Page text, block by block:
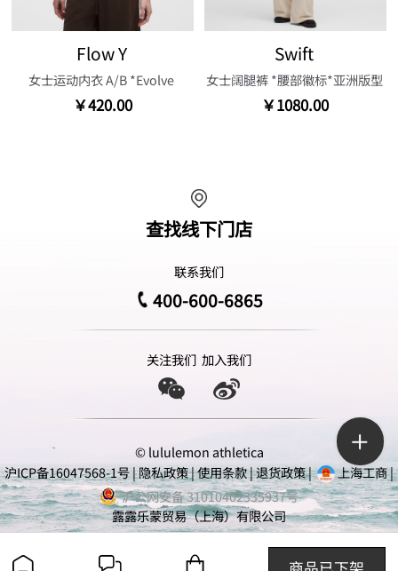
Flow Y
女士运动内衣 A/B *Evolve
￥420.00
Swift
女士阔腿裤 *腰部徽标*亚洲版型
￥1080.00
查找线下门店
联系我们
400-600-6865
关注我们 加入我们
© lululemon athletica
沪ICP备16047568-1号|隐私政策|使用条款|退货政策| 上海工商|
沪公网安备 31010402335937号
露露乐蒙贸易（上海）有限公司